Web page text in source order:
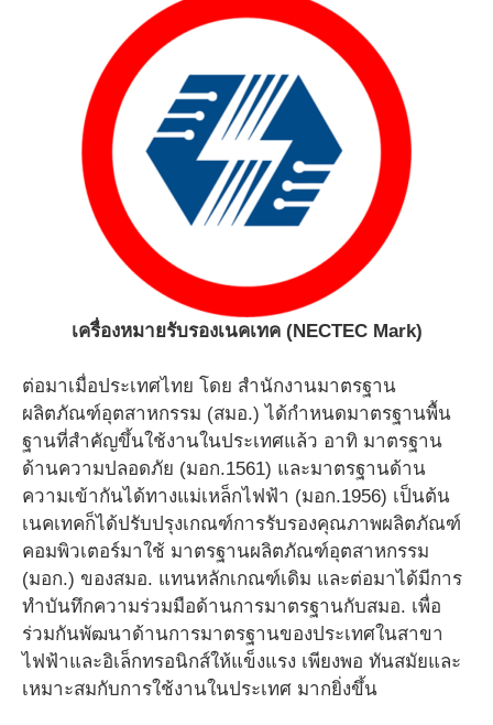
เครื่องหมายรับรองเนคเทค (NECTEC Mark)
ต่อมาเมื่อประเทศไทย โดย สำนักงานมาตรฐาน
ผลิตภัณฑ์อุตสาหกรรม (สมอ.) ได้กำหนดมาตรฐานพื้น
ฐานที่สำคัญขึ้นใช้งานในประเทศแล้ว อาทิ มาตรฐาน
ด้านความปลอดภัย (มอก.1561) และมาตรฐานด้าน
ความเข้ากันได้ทางแม่เหล็กไฟฟ้า (มอก.1956) เป็นต้น
เนคเทคก็ได้ปรับปรุงเกณฑ์การรับรองคุณภาพผลิตภัณฑ์
คอมพิวเตอร์มาใช้ มาตรฐานผลิตภัณฑ์อุตสาหกรรม
(มอก.) ของสมอ. แทนหลักเกณฑ์เดิม และต่อมาได้มีการ
ทำบันทึกความร่วมมือด้านการมาตรฐานกับสมอ. เพื่อ
ร่วมกันพัฒนาด้านการมาตรฐานของประเทศในสาขา
ไฟฟ้าและอิเล็กทรอนิกส์ให้แข็งแรง เพียงพอ ทันสมัยและ
เหมาะสมกับการใช้งานในประเทศ มากยิ่งขึ้น